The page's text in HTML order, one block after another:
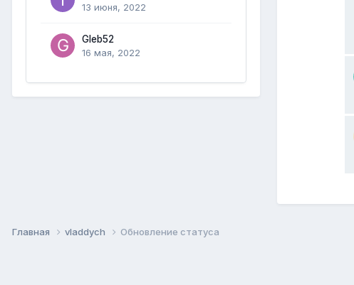
13 июня, 2022
Gleb52
16 мая, 2022
Главная vladdych Обновление статуса